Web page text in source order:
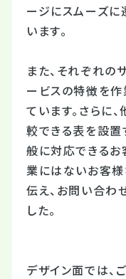
ージにスムーズ
います。
また、それぞれの
ービスの特徴を
ています。さらに
較できる表を設置
般に対応できる
業にはないお客
伝え、お問い合わ
した。
デザイン面では、